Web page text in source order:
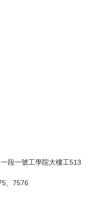
段一號工學院大樓工513
、7576